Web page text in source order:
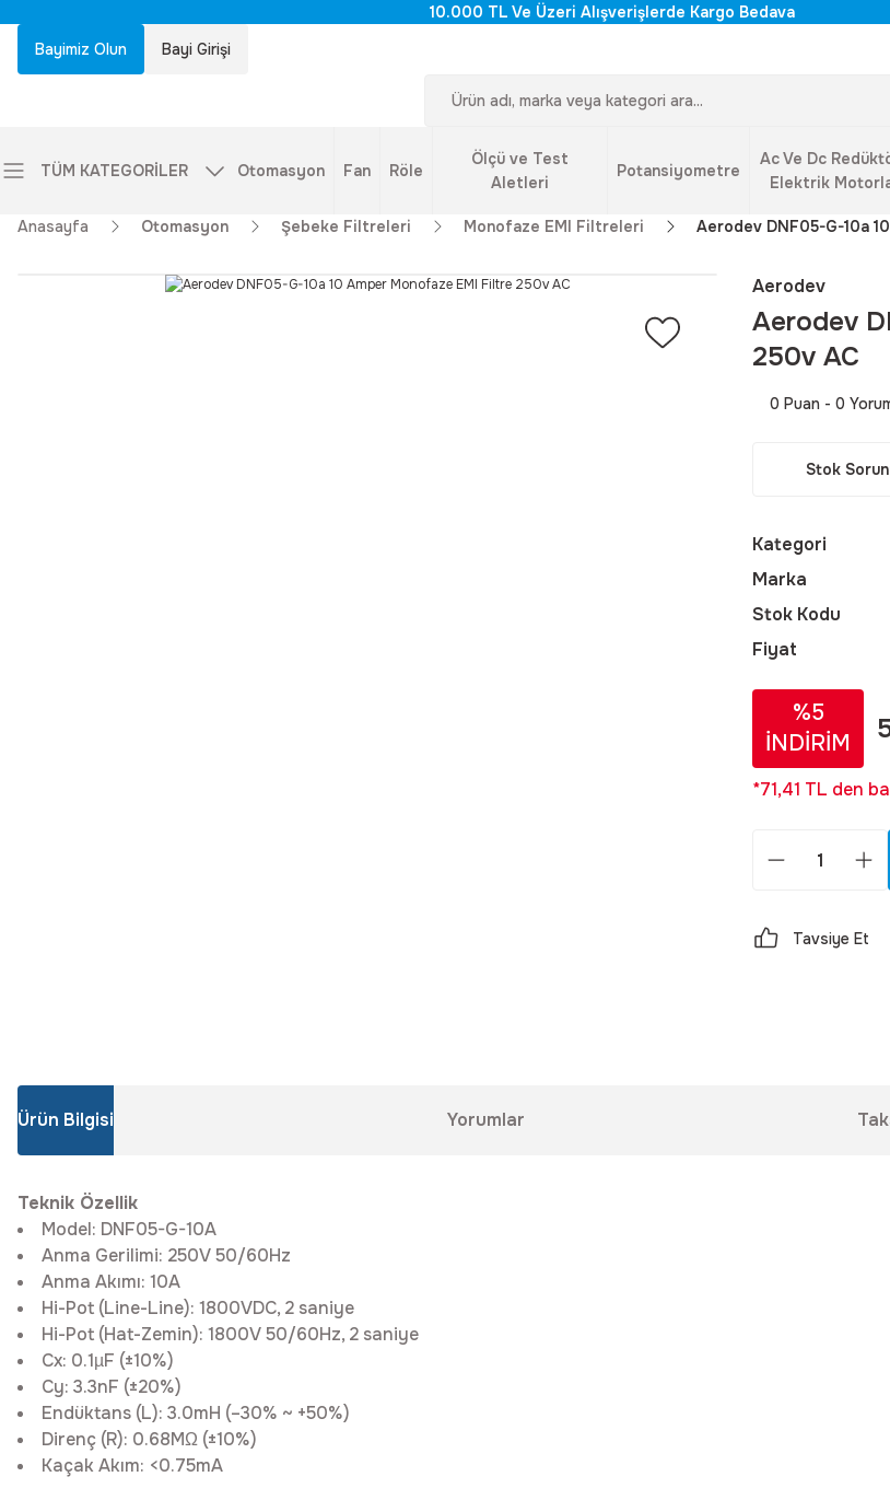
10.000 TL Ve Üzeri Alışverişlerde Kargo Bedava
Bayimiz Olun
Bayi Girişi
TÜM KATEGORİLER Otomasyon Fan Röle
Ölçü ve Test
Aletleri
Potansiyometre
Ac Ve Dc
Elektrik
Anasayfa Otomasyon Şebeke Filtreleri Monofaze EMI Filtreleri Aerodev DNF05-G-10a
Aerodev
Aerodev
250v AC
0 Puan - 0
Stok
Kategori
Marka
Stok Kodu
Fiyat
%5
İNDİRİM
*71,41 TL den
Tavsiye Et
Ürün Bilgisi Yorumlar
Teknik Özellik
Model: DNF05-G-10A
Anma Gerilimi: 250V 50/60Hz
Anma Akımı: 10A
Hi-Pot (Line-Line): 1800VDC, 2 saniye
Hi-Pot (Hat-Zemin): 1800V 50/60Hz, 2 saniye
Cx: 0.1µF (±10%)
Cy: 3.3nF (±20%)
Endüktans (L): 3.0mH (–30% ~ +50%)
Direnç (R): 0.68MΩ (±10%)
Kaçak Akım: <0.75mA